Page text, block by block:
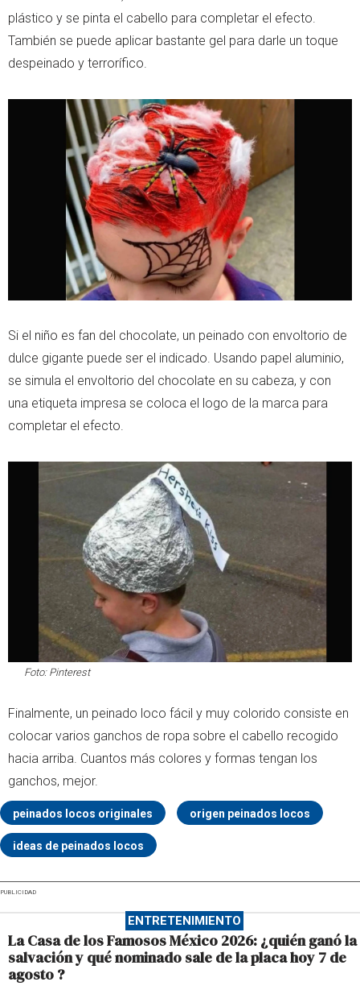
plástico y se pinta el cabello para completar el efecto.
También se puede aplicar bastante gel para darle un toque
despeinado y terrorífico.
Si el niño es fan del chocolate, un peinado con envoltorio de
dulce gigante puede ser el indicado. Usando papel aluminio,
se simula el envoltorio del chocolate en su cabeza, y con
una etiqueta impresa se coloca el logo de la marca para
completar el efecto.
Foto: Pinterest
Finalmente, un peinado loco fácil y muy colorido consiste en
colocar varios ganchos de ropa sobre el cabello recogido
hacia arriba. Cuantos más colores y formas tengan los
ganchos, mejor.
peinados locos originales origen peinados locos
ideas de peinados locos
PUBLICIDAD
ENTRETENIMIENTO
La Casa de los Famosos México 2026: ¿quién ganó la
salvación y qué nominado sale de la placa hoy 7 de
agosto ?